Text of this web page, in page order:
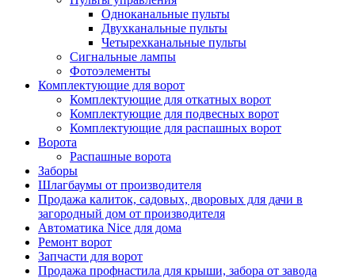
Одноканальные пульты
Двухканальные пульты
Четырехканальные пульты
Сигнальные лампы
Фотоэлементы
Комплектующие для ворот
Комплектующие для откатных ворот
Комплектующие для подвесных ворот
Комплектующие для распашных ворот
Ворота
Распашные ворота
Заборы
Шлагбаумы от производителя
Продажа калиток, садовых, дворовых для дачи в
загородный дом от производителя
Автоматика Nice для дома
Ремонт ворот
Запчасти для ворот
Продажа профнастила для крыши, забора от завода